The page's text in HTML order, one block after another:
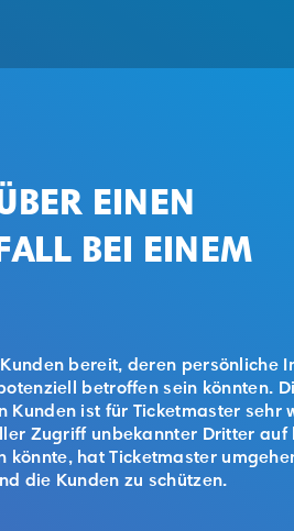
EINEN
BEI EINEM
bereit, deren persönliche
betroffen sein könnten.
Kunden ist für Ticketmaster sehr
Zugriff unbekannter Dritter auf
könnte, hat Ticketmaster
die Kunden zu schützen.